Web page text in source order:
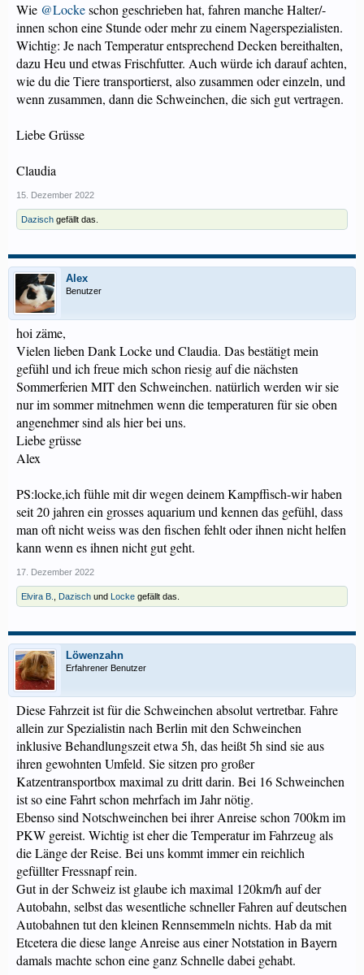
Wie @Lockeschon geschrieben hat, fahren manche Halter/-
innen schon eine Stunde oder mehr zu einem Nagerspezialisten.
Wichtig: Je nach Temperatur entsprechend Decken bereithalten,
dazu Heu und etwas Frischfutter. Auch würde ich darauf achten,
wie du die Tiere transportierst, also zusammen oder einzeln, und
wenn zusammen, dann die Schweinchen, die sich gut vertragen.
Liebe Grüsse
Claudia
15. Dezember 2022
Dazisch gefällt das.
Alex
Benutzer
hoi zäme,
Vielen lieben Dank Locke und Claudia. Das bestätigt mein
gefühl und ich freue mich schon riesig auf die nächsten
Sommerferien MIT den Schweinchen. natürlich werden wir sie
nur im sommer mitnehmen wenn die temperaturen für sie oben
angenehmer sind als hier bei uns.
Liebe grüsse
Alex
PS:locke,ich fühle mit dir wegen deinem Kampffisch-wir haben
seit 20 jahren ein grosses aquarium und kennen das gefühl, dass
man oft nicht weiss was den fischen fehlt oder ihnen nicht helfen
kann wenn es ihnen nicht gut geht.
17. Dezember 2022
Elvira B. Dazisch und Locke gefällt das.
Löwenzahn
Erfahrener Benutzer
Diese Fahrzeit ist für die Schweinchen absolut vertretbar. Fahre
allein zur Spezialistin nach Berlin mit den Schweinchen
inklusive Behandlungszeit etwa 5h, das heißt 5h sind sie aus
ihren gewohnten Umfeld. Sie sitzen pro großer
Katzentransportbox maximal zu dritt darin. Bei 16 Schweinchen
ist so eine Fahrt schon mehrfach im Jahr nötig.
Ebenso sind Notschweinchen bei ihrer Anreise schon 700km im
PKW gereist. Wichtig ist eher die Temperatur im Fahrzeug als
die Länge der Reise. Bei uns kommt immer ein reichlich
gefüllter Fressnapf rein.
Gut in der Schweiz ist glaube ich maximal 120km/h auf der
Autobahn, selbst das wesentliche schneller Fahren auf deutschen
Autobahnen tut den kleinen Rennsemmeln nichts. Hab da mit
Etcetera die diese lange Anreise aus einer Notstation in Bayern
damals machte schon eine ganz Schnelle dabei gehabt.